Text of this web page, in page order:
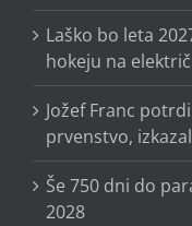
Laško bo leta
hokeju na
Jožef Franc
prvenstvo,
Še 750 dni do
2028